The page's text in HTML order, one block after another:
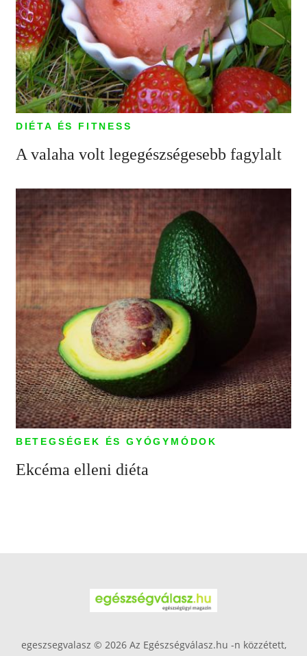
DIÉTA ÉS FITNESS
A valaha volt legegészségesebb fagylalt
BETEGSÉGEK ÉS GYÓGYMÓDOK
Ekcéma elleni diéta
egeszsegvalasz © 2026 Az Egészségválasz.hu -n közzétett,